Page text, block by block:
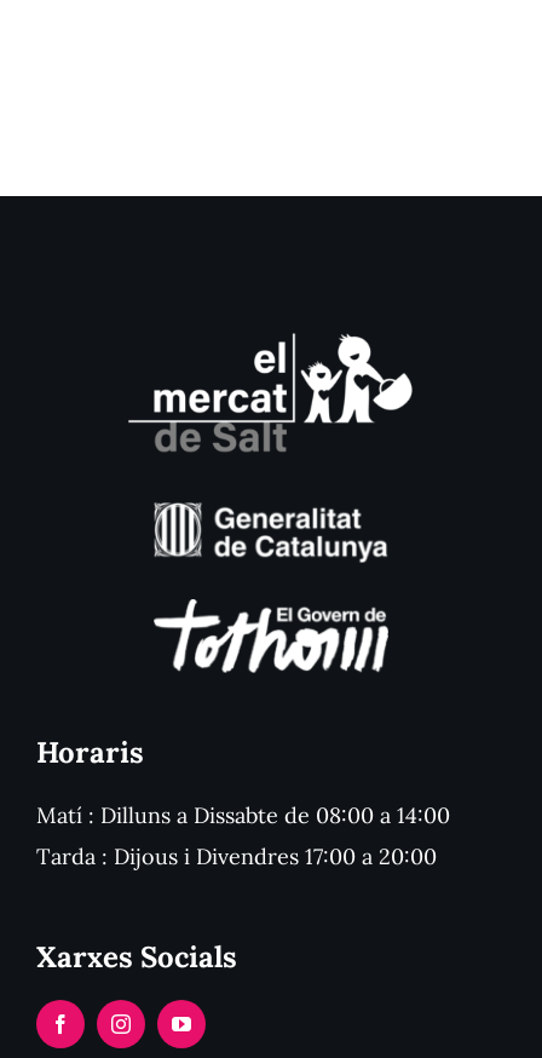
dels
Horaris
Matí : Dilluns a Dissabte de 08:00 a 14:00
Tarda : Dijous i Divendres 17:00 a 20:00
Xarxes Socials